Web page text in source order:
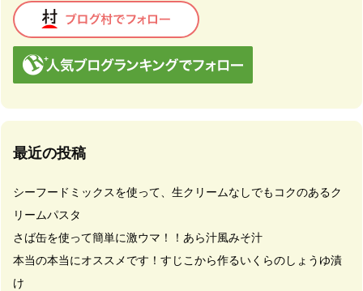
最近の投稿
シーフードミックスを使って、生クリームなしでもコクのあるク
リームパスタ
さば缶を使って簡単に激ウマ！！あら汁風みそ汁
本当の本当にオススメです！すじこから作るいくらのしょうゆ漬
け